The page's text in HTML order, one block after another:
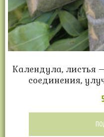
Календула, листья
соединения,